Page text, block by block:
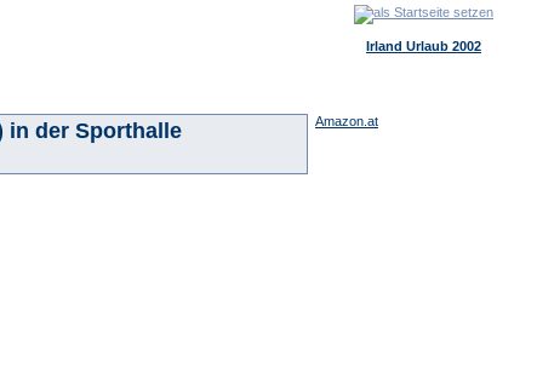
Irland Urlaub 2002
in der Sporthalle
Amazon.at